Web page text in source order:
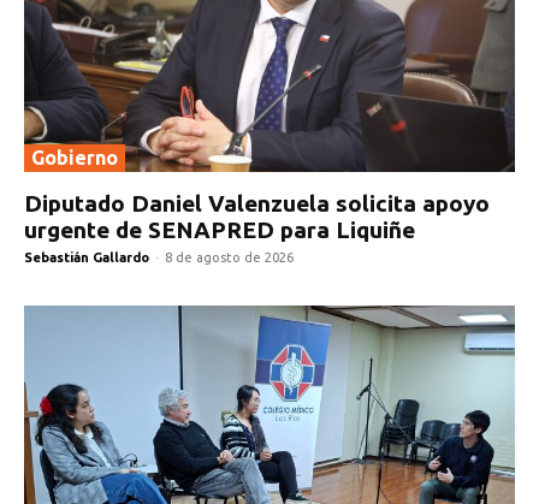
Gobierno
Diputado Daniel Valenzuela solicita apoyo
urgente de SENAPRED para Liquiñe
Sebastián Gallardo - 8 de agosto de 2026